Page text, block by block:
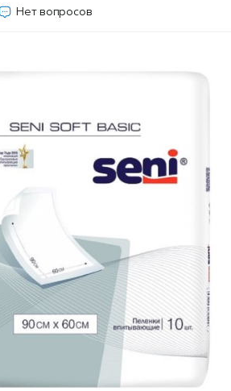
Нет вопросов